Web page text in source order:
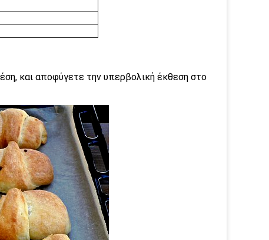
και αποφύγετε την υπερβολική έκθεση στο